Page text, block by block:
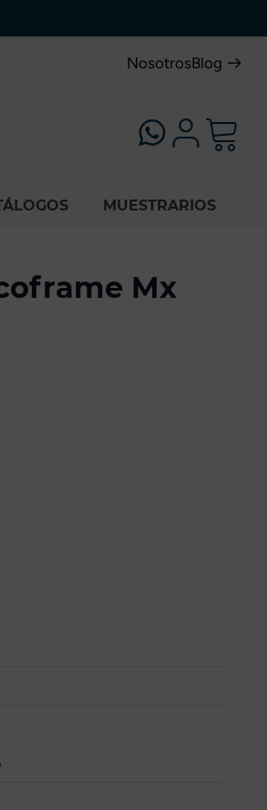
NosotrosBlog
MUESTRARIOS
Mx